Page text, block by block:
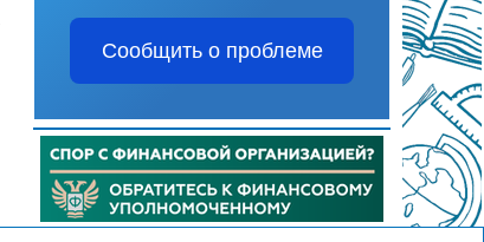
Сообщить о проблеме